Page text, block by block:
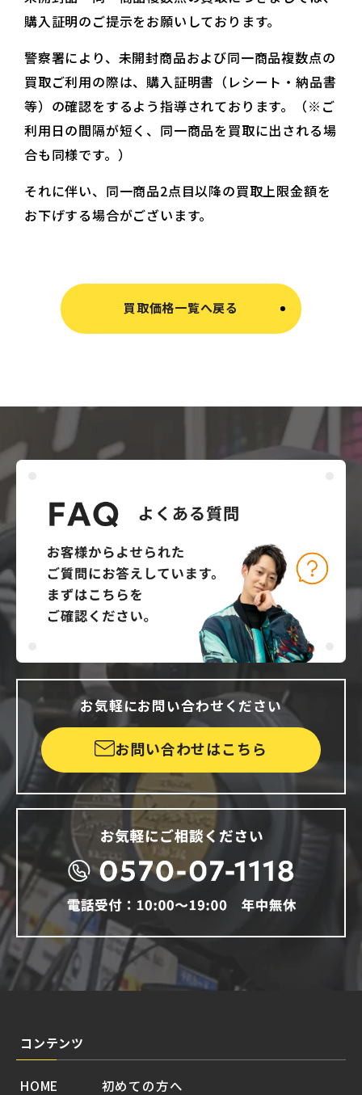
購入証明のご提示をお願いしております。
警察署により、未開封商品および同一商品複数点の
買取ご利用の際は、購入証明書（レシート・納品書
等）の確認をするよう指導されております。（※ご
利用日の間隔が短く、同一商品を買取に出される場
合も同様です。）
それに伴い、同一商品2点目以降の買取上限金額を
お下げする場合がございます。
買取価格一覧へ戻る
お気軽にお問い合わせください
お問い合わせはこちら
コンテンツ
HOME
初めての方へ